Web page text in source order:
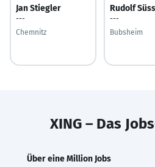
Jan Stiegler
---
Chemnitz
Rudolf Süss
---
Bubsheim
XING – Das
Über eine Million Jobs